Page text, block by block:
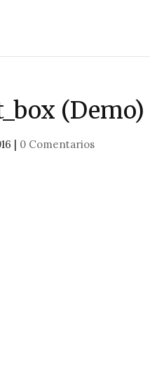
(Demo)
| 0 Comentarios